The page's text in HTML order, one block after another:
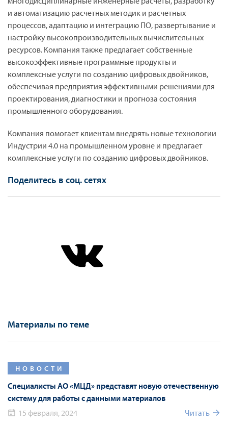
и автоматизацию расчетных методик и расчетных
процессов, адаптацию и интеграцию ПО, развертывание и
настройку высокопроизводительных вычислительных
ресурсов. Компания также предлагает собственные
высокоэффективные программные продукты и
комплексные услуги по созданию цифровых двойников,
обеспечивая предприятия эффективными решениями для
проектирования, диагностики и прогноза состояния
промышленного оборудования.
Компания помогает клиентам внедрять новые технологии
Индустрии 4.0 на промышленном уровне и предлагает
комплексные услуги по созданию цифровых двойников.
Поделитесь в соц. сетях
Материалы по теме
НОВОСТИ
Специалисты АО «МЦД» представят новую отечественную
систему для работы с данными материалов
15 февраля, 2024
Читать